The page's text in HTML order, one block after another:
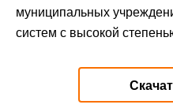
муниципальных
систем с высокой